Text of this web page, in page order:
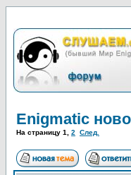
Enigmatic
На страницу 1 2 След.